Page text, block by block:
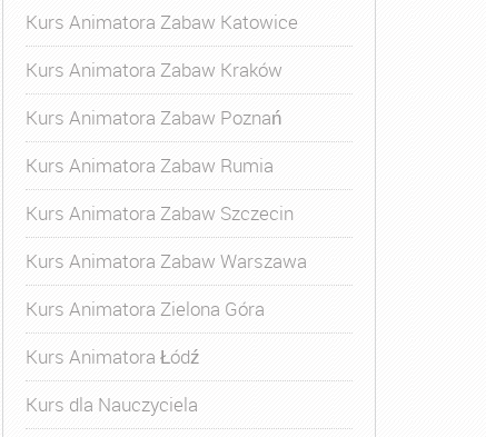
Kurs Animatora Zabaw Katowice
Kurs Animatora Zabaw Kraków
Kurs Animatora Zabaw Poznań
Kurs Animatora Zabaw Rumia
Kurs Animatora Zabaw Szczecin
Kurs Animatora Zabaw Warszawa
Kurs Animatora Zielona Góra
Kurs Animatora Łódź
Kurs dla Nauczyciela